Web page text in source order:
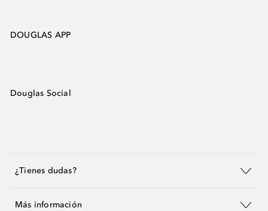
DOUGLAS APP
Douglas Social
¿Tienes dudas?
Más información